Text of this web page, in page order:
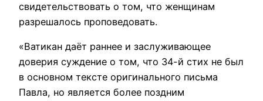
свидетельствовать о том, что женщинам
разрешалось проповедовать.
«Ватикан даёт раннее и заслуживающее
доверия суждение о том, что 34-й стих не был
в основном тексте оригинального письма
Павла, но является более поздним